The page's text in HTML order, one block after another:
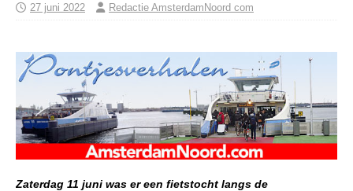
27 juni 2022 Redactie AmsterdamNoord com
Zaterdag 11 juni was er een fietstocht langs de